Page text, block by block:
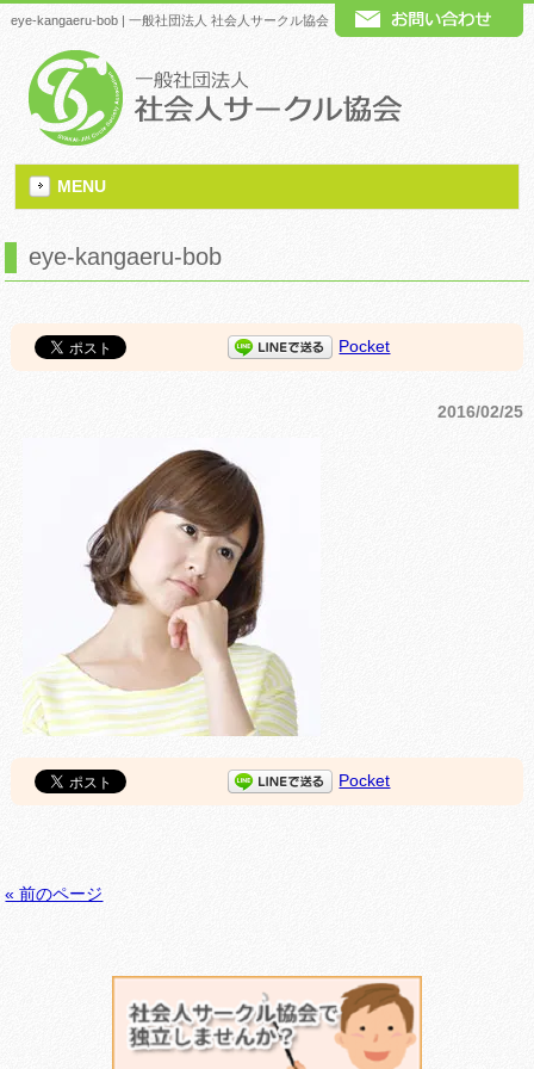
eye-kangaeru-bob | 一般社団法人 社会人サークル協会
MENU
eye-kangaeru-bob
Pocket
2016/02/25
Pocket
« 前のページ